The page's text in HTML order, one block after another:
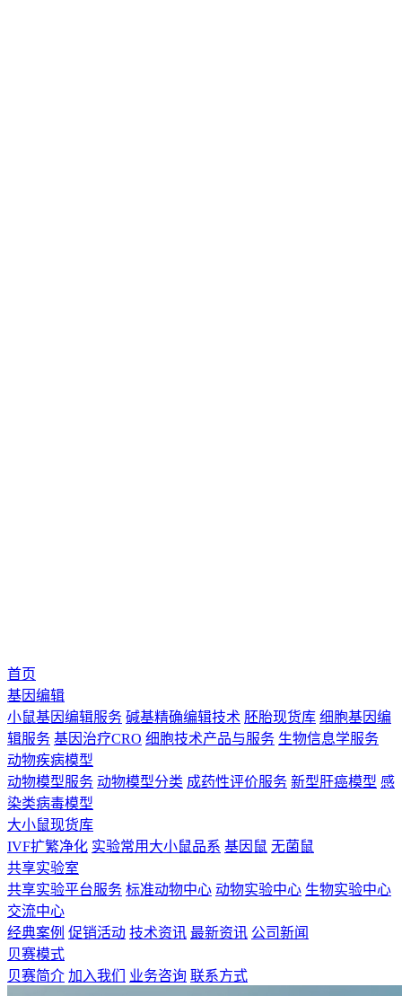
首页
基因编辑
小鼠基因编辑服务 碱基精确编辑技术 胚胎现货库 细胞基因编
辑服务 基因治疗CRO 细胞技术产品与服务 生物信息学服务
动物疾病模型
动物模型服务 动物模型分类 成药性评价服务 新型肝癌模型 感
染类病毒模型
大小鼠现货库
IVF扩繁净化 实验常用大小鼠品系 基因鼠 无菌鼠
共享实验室
共享实验平台服务 标准动物中心 动物实验中心 生物实验中心
交流中心
经典案例 促销活动 技术资讯 最新资讯 公司新闻
贝赛模式
贝赛简介 加入我们 业务咨询 联系方式